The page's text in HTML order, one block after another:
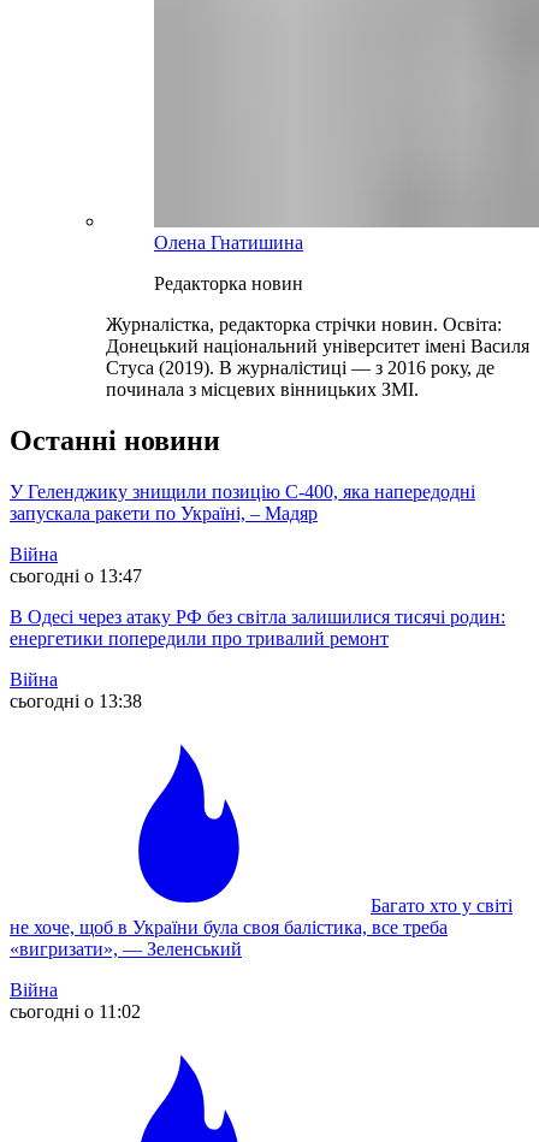
Олена Гнатишина
Редакторка новин
Журналістка, редакторка стрічки новин. Освіта:
Донецький національний університет імені Василя
Стуса (2019). В журналістиці — з 2016 року, де
починала з місцевих вінницьких ЗМІ.
Останні новини
У Геленджику знищили позицію С-400, яка напередодні
запускала ракети по Україні, – Мадяр
Війна
сьогодні о 13:47
В Одесі через атаку РФ без світла залишилися тисячі родин:
енергетики попередили про тривалий ремонт
Війна
сьогодні о 13:38
Багато хто у світі
не хоче, щоб в України була своя балістика, все треба
«вигризати», — Зеленський
Війна
сьогодні о 11:02